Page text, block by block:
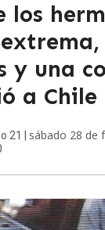
los
y una
a Chile
21 | sábado 28 de